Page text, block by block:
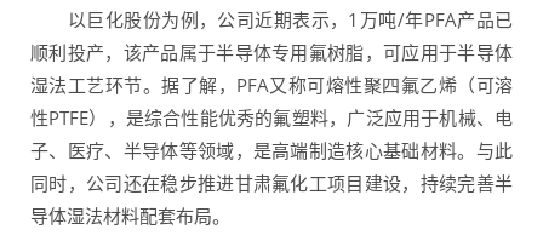
以巨化股份为例，公司近期表示，1万吨/年PFA产品已
顺利投产，该产品属于半导体专用氟树脂，可应用于半导体
湿法工艺环节。据了解，PFA又称可熔性聚四氟乙烯（可溶
性PTFE），是综合性能优秀的氟塑料，广泛应用于机械、电
子、医疗、半导体等领域，是高端制造核心基础材料。与此
同时，公司还在稳步推进甘肃氟化工项目建设，持续完善半
导体湿法材料配套布局。